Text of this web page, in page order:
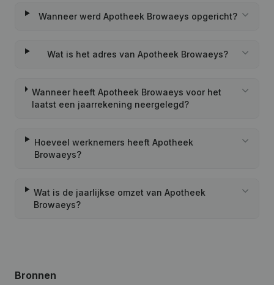
Wanneer werd Apotheek Browaeys opgericht?
Wat is het adres van Apotheek Browaeys?
Wanneer heeft Apotheek Browaeys voor het
laatst een jaarrekening neergelegd?
Hoeveel werknemers heeft Apotheek
Browaeys?
Wat is de jaarlijkse omzet van Apotheek
Browaeys?
Bronnen